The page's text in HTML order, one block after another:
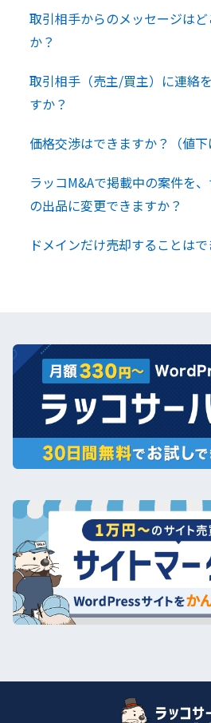
取引相手からのメッセージは
か？
取引相手（売主/買主）に連絡
すか？
価格交渉はできますか？（値下
ラッコM&Aで掲載中の案件を
の出品に変更できますか？
ドメインだけ売却することはで